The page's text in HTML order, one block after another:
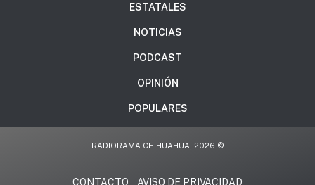
ESTATALES
NOTICIAS
PODCAST
OPINIÓN
POPULARES
RADIORAMA CHIHUAHUA, 2026 ©
CONTACTO AVISO DE PRIVACIDAD